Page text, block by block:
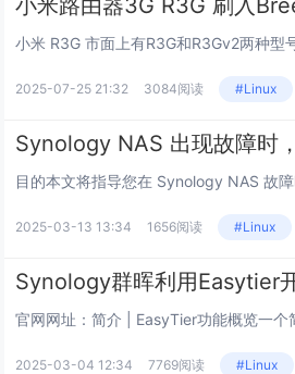
小米路由器3G R3G 刷入
2025-07-25 21:32 3084阅读 #Linux
2025-03-13 13:34 1656阅读 #Linux
2025-03-04 12:34 7769阅读 #Linux